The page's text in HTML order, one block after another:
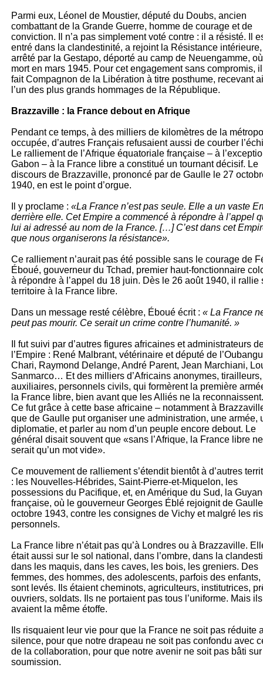
Parmi eux, Léonel de Moustier, député du Doubs, ancien
combattant de la Grande Guerre, homme de courage et de
conviction. Il n’a pas simplement voté contre : il a résisté. Il
entré dans la clandestinité, a rejoint la Résistance
arrêté par la Gestapo, déporté au camp de Neuengamme,
mort en mars 1945. Pour cet engagement sans compromis,
fait Compagnon de la Libération à titre posthume, recevant
l’un des plus grands hommages de la République.
Brazzaville : la France debout en Afrique
Pendant ce temps, à des milliers de kilomètres de la
occupée, d’autres Français refusaient aussi de courber
Le ralliement de l’Afrique équatoriale française – à
Gabon – à la France libre a constitué un tournant décisif. Le
discours de Brazzaville, prononcé par de Gaulle le 27
1940, en est le point d’orgue.
Il y proclame : «La France n’est pas seule. Elle a un vaste
derrière elle. Cet Empire a commencé à répondre à l’appel
lui ai adressé au nom de la France. […] C’est dans cet
que nous organiserons la résistance».
Ce ralliement n’aurait pas été possible sans le courage de
Éboué, gouverneur du Tchad, premier haut-fonctionnaire
à répondre à l’appel du 18 juin. Dès le 26 août 1940, il rallie
territoire à la France libre.
Dans un message resté célèbre, Éboué écrit : « La France
peut pas mourir. Ce serait un crime contre l’humanité. »
Il fut suivi par d’autres figures africaines et administrateurs
l’Empire : René Malbrant, vétérinaire et député de
Chari, Raymond Delange, André Parent, Jean Marchiani,
Sanmarco… Et des milliers d’Africains anonymes, tirailleurs,
auxiliaires, personnels civils, qui formèrent la première
la France libre, bien avant que les Alliés ne la reconnaissent.
Ce fut grâce à cette base africaine – notamment à
que de Gaulle put organiser une administration, une armée,
diplomatie, et parler au nom d’un peuple encore debout. Le
général disait souvent que «sans l’Afrique, la France libre ne
serait qu’un mot vide».
Ce mouvement de ralliement s’étendit bientôt à d’autres
: les Nouvelles-Hébrides, Saint-Pierre-et-Miquelon, les
possessions du Pacifique, et, en Amérique du Sud, la
française, où le gouverneur Georges Éblé rejoignit de
octobre 1943, contre les consignes de Vichy et malgré les
personnels.
La France libre n’était pas qu’à Londres ou à Brazzaville.
était aussi sur le sol national, dans l’ombre, dans la
dans les maquis, dans les caves, les bois, les greniers. Des
femmes, des hommes, des adolescents, parfois des enfants,
sont levés. Ils étaient cheminots, agriculteurs, institutrices,
ouvriers, soldats. Ils ne portaient pas tous l’uniforme. Mais ils
avaient la même étoffe.
Ils risquaient leur vie pour que la France ne soit pas réduite
silence, pour que notre drapeau ne soit pas confondu avec
de la collaboration, pour que notre avenir ne soit pas bâti
soumission.